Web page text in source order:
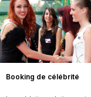
Booking de célébrité